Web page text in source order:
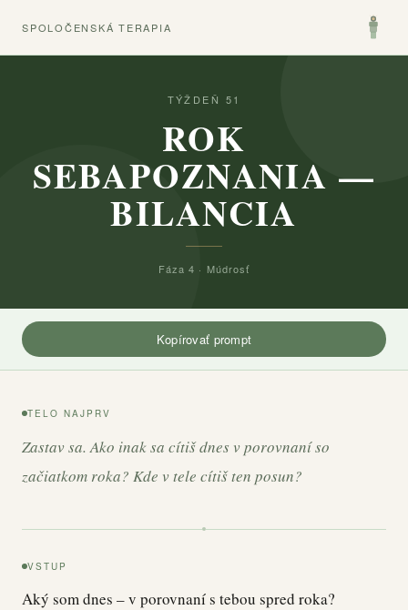
SPOLOČENSKÁ TERAPIA
TÝŽDEŇ 51
ROK
SEBAPOZNANIA —
BILANCIA
Fáza 4 · Múdrosť
Kopírovať prompt
TELO NAJPRV
Zastav sa. Ako inak sa cítiš dnes v porovnaní so
začiatkom roka? Kde v tele cítiš ten posun?
VSTUP
Aký som dnes – v porovnaní s tebou spred roka?